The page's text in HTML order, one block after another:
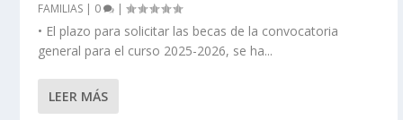
FAMILIAS | 0 |
• El plazo para solicitar las becas de la convocatoria
general para el curso 2025-2026, se ha...
LEER MÁS